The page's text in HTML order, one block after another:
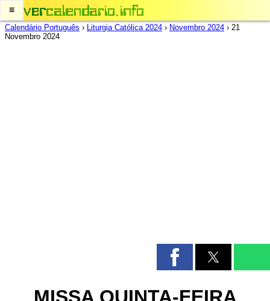
≡
Calendário Português › Liturgia Católica 2024 › Novembro 2024 › 21
Novembro 2024
MISSA QUINTA-FEIRA